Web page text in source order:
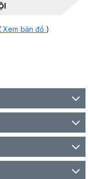
Xem bản đồ )